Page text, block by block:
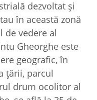
dezvoltat şi
în această zonă
de vedere al
Gheorghe este
geografic, în
ţării, parcul
drum ocolitor al